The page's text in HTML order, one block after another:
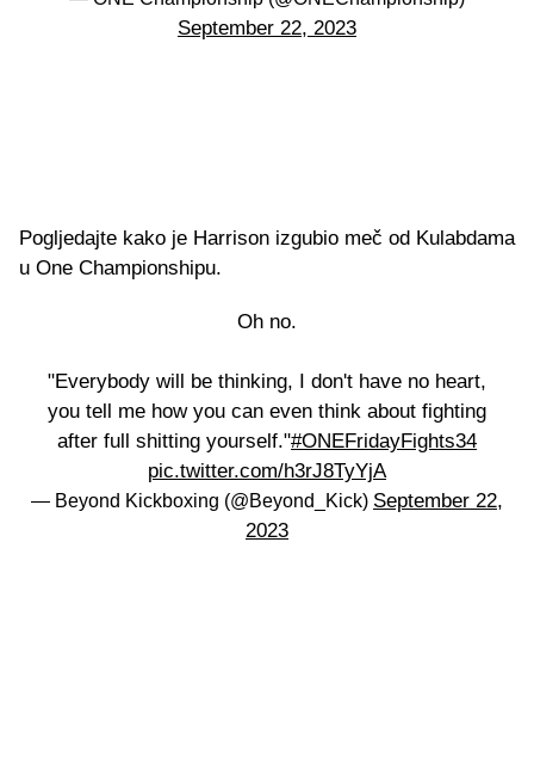
September 22, 2023
Pogljedajte kako je Harrison izgubio meč od Kulabdama
u One Championshipu.
Oh no.
"Everybody will be thinking, I don't have no heart,
you tell me how you can even think about fighting
after full shitting yourself."#ONEFridayFights34
pic.twitter.com/h3rJ8TyYjA
— Beyond Kickboxing (@Beyond_Kick) September 22,
2023